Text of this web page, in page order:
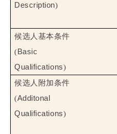
Description)
候选人基本条件
(Basic
Qualifications)
候选人附加条件
(Additonal
Qualifications)